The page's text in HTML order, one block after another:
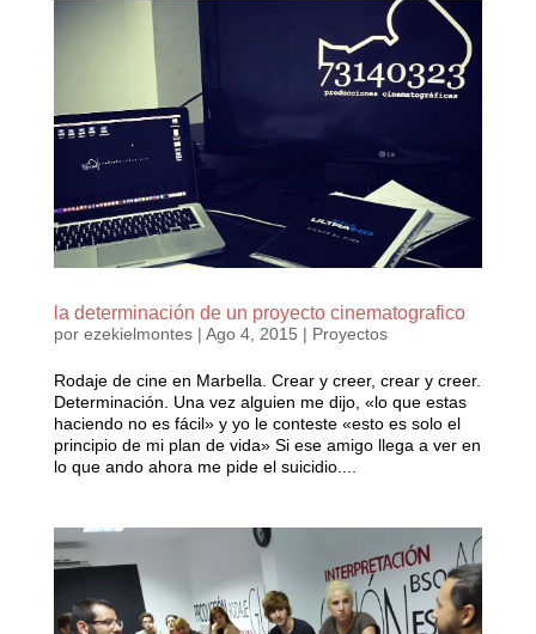
la determinación de un proyecto cinematografico
por ezekielmontes| Ago 4, 2015 | Proyectos
Rodaje de cine en Marbella. Crear y creer, crear y creer.
Determinación. Una vez alguien me dijo, «lo que estas
haciendo no es fácil» y yo le conteste «esto es solo el
principio de mi plan de vida» Si ese amigo llega a ver en
lo que ando ahora me pide el suicidio....